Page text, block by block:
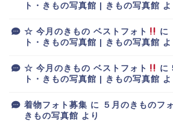
ト・きもの写真館 | きもの写真館 よ
☆ 今月のきもの ベストフォト に
ト・きもの写真館 | きもの写真館 よ
☆ 今月のきもの ベストフォト に
ト・きもの写真館 | きもの写真館 よ
着物フォト募集 に ５月のきものフ
きもの写真館 より